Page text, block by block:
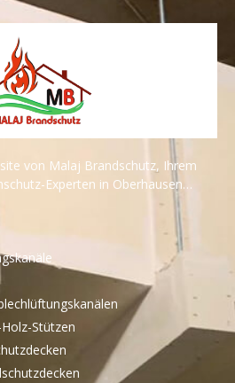
von Malaj Brandschutz, Ihrem
Experten in Oberhausen…
Stützen